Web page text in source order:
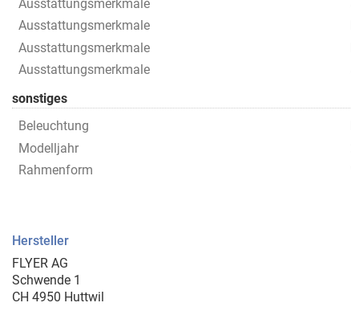
Ausstattungsmerkmale
Ausstattungsmerkmale
Ausstattungsmerkmale
Ausstattungsmerkmale
sonstiges
Beleuchtung
Modelljahr
Rahmenform
Hersteller
FLYER AG
Schwende 1
CH 4950 Huttwil